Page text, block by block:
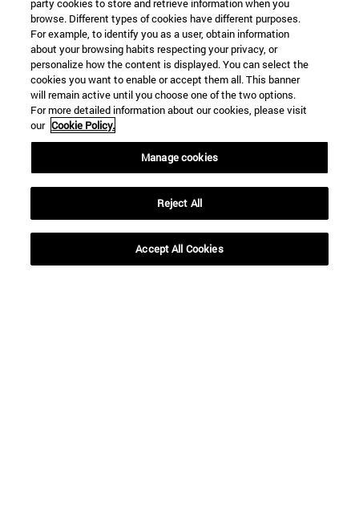
party cookies to store and retrieve information when you
browse. Different types of cookies have different purposes.
For example, to identify you as a user, obtain information
about your browsing habits respecting your privacy, or
personalize how the content is displayed. You can select the
cookies you want to enable or accept them all. This banner
will remain active until you choose one of the two options.
For more detailed information about our cookies, please visit
our Cookie Policy.
Manage cookies
Reject All
Accept All Cookies